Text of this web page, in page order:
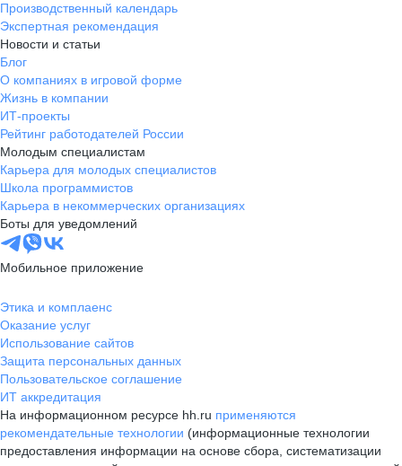
Производственный календарь
Экспертная рекомендация
Новости и статьи
Блог
О компаниях в игровой форме
Жизнь в компании
ИТ-проекты
Рейтинг работодателей России
Молодым специалистам
Карьера для молодых специалистов
Школа программистов
Карьера в некоммерческих организациях
Боты для уведомлений
Мобильное приложение
Этика и комплаенс
Оказание услуг
Использование сайтов
Защита персональных данных
Пользовательское соглашение
ИТ аккредитация
На информационном ресурсе hh.ru применяются
рекомендательные технологии (информационные технологии
предоставления информации на основе сбора, систематизации